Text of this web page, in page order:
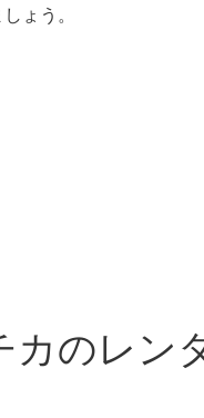
ょう。
カのレン